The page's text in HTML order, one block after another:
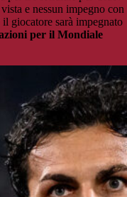
e nessun impegno con
giocatore sarà impegnato
per il Mondiale